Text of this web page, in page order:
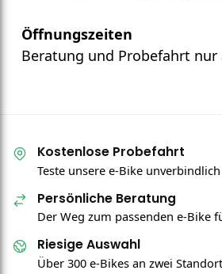
Öffnungszeiten
Beratung und Probefahrt nur
Kostenlose Probefahrt
Teste unsere e-Bike unverbindlich
Persönliche Beratung
Der Weg zum passenden e-Bike
Riesige Auswahl
Über 300 e-Bikes an zwei